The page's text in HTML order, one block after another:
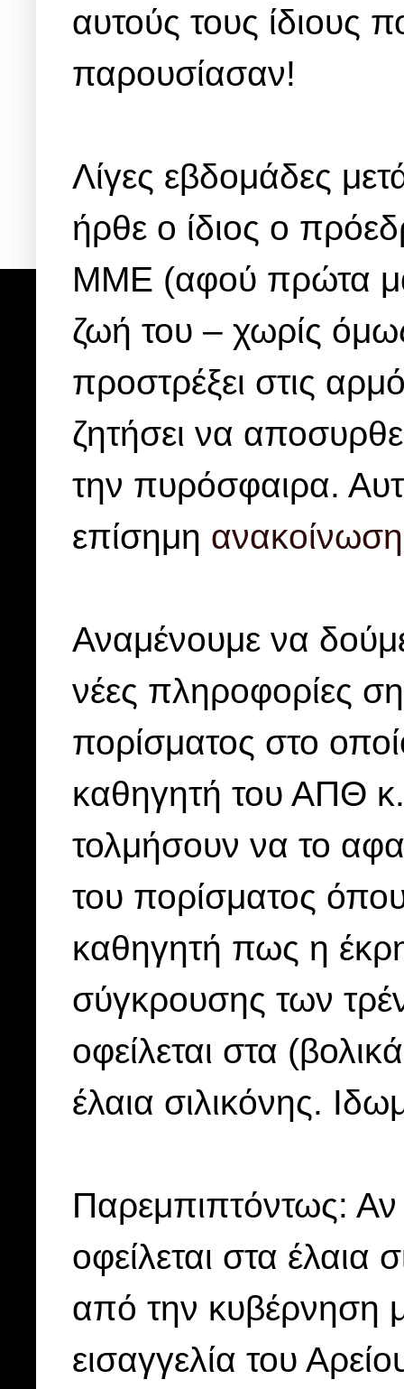
αυτούς τους ίδιους
παρουσίασαν!
Λίγες εβδομάδες
ήρθε ο ίδιος ο
ΜΜΕ (αφού πρώτα μας
ζωή του – χωρίς
προστρέξει στις
ζητήσει να
την πυρόσφαιρα.
επίσημη
Αναμένουμε να
νέες πληροφορίες
πορίσματος στο
καθηγητή του ΑΠΘ
τολμήσουν να το
του πορίσματος
καθηγητή πως η
σύγκρουσης των
οφείλεται στα
έλαια σιλικόνης.
Παρεμπιπτόντως: Αν
οφείλεται στα έλαια
από την κυβέρνηση
εισαγγελία του